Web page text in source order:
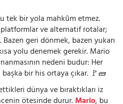
tek bir yola mahkûm etmez.
ve alternatif rotalar;
geri dönmek, bazen yukarı
yolu denemek gerekir. Mario
nedeni budur: Her
bir his ortaya çıkar. 🚩🧱
dünya ve bıraktıkları iz